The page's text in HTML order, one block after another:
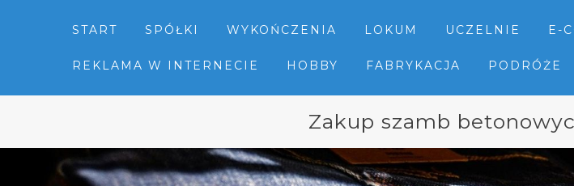
START SPÓŁKI WYKOŃCZENIA LOKUM UCZELNIE E-
REKLAMA W INTERNECIE HOBBY FABRYKACJA PODRÓŻE
Zakup szamb